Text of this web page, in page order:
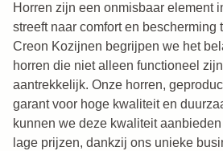
Horren zijn een onmisbaar element
streeft naar comfort en bescherming
Creon Kozijnen begrijpen we het
horren die niet alleen functioneel
aantrekkelijk. Onze horren,
garant voor hoge kwaliteit en
kunnen we deze kwaliteit
lage prijzen, dankzij ons unieke